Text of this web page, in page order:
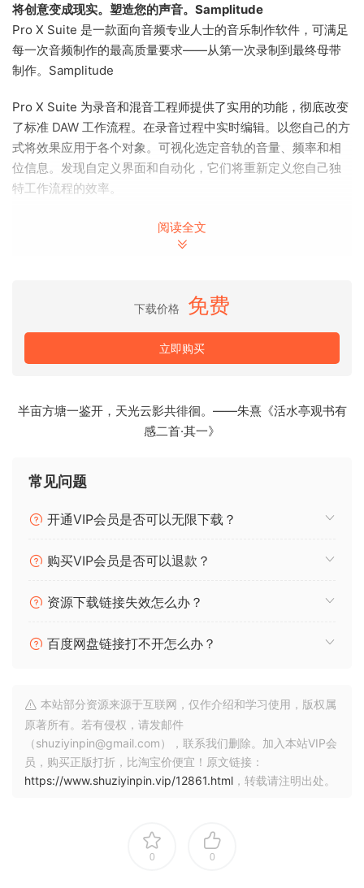
将创意变成现实。塑造您的声音。Samplitude
Pro X Suite 是一款面向音频专业人士的音乐制作软件，可满足
每一次音频制作的最高质量要求——从第一次录制到最终母带
制作。Samplitude
Pro X Suite 为录音和混音工程师提供了实用的功能，彻底改变
了标准 DAW 工作流程。在录音过程中实时编辑。以您自己的方
式将效果应用于各个对象。可视化选定音轨的音量、频率和相
位信息。发现自定义界面和自动化，它们将重新定义您自己独
特工作流程的效率。
– Samplitude 的全新扩展提供了许多优化和新创新，包括：
– 同时压缩 MIDI 和音轨
Emulator-R2R的更新
Samplitude Pro X Suite is music production software for
quality for each and every audio production – from first
engineers with practical features that revolutionize the
Apply effects in your own personal way to individual
interfaces and automations that will redefine the efficiency
of your own unique workflow.
New update!
– The brand new extension for Samplitude delivers
– Numerous bug fixes and improvements
– Simultaneous comping of MIDI and audio tracks
阅读全文
下载价格 免费
立即购买
半亩方塘一鉴开，天光云影共徘徊。——朱熹《活水亭观书有
感二首·其一》
常见问题
开通VIP会员是否可以无限下载？
购买VIP会员是否可以退款？
资源下载链接失效怎么办？
百度网盘链接打不开怎么办？
本站部分资源来源于互联网，仅作介绍和学习使用，版权属
原著所有。若有侵权，请发邮件
（shuziyinpin@gmail.com），联系我们删除。加入本站VIP会
员，购买正版打折，比淘宝价便宜！原文链接：
https://www.shuziyinpin.vip/12861.html ，转载请注明出处。
0 0